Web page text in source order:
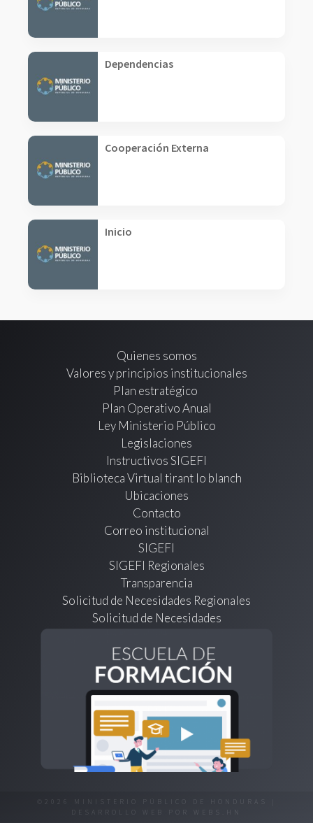
Dependencias
Cooperación Externa
Inicio
Quienes somos
Valores y principios institucionales
Plan estratégico
Plan Operativo Anual
Ley Ministerio Público
Legislaciones
Instructivos SIGEFI
Biblioteca Virtual tirant lo blanch
Ubicaciones
Contacto
Correo institucional
SIGEFI
SIGEFI Regionales
Transparencia
Solicitud de Necesidades Regionales
Solicitud de Necesidades
©2026 MINISTERIO PÚBLICO DE HONDURAS |
DESARROLLO WEB POR
WEBS.HN